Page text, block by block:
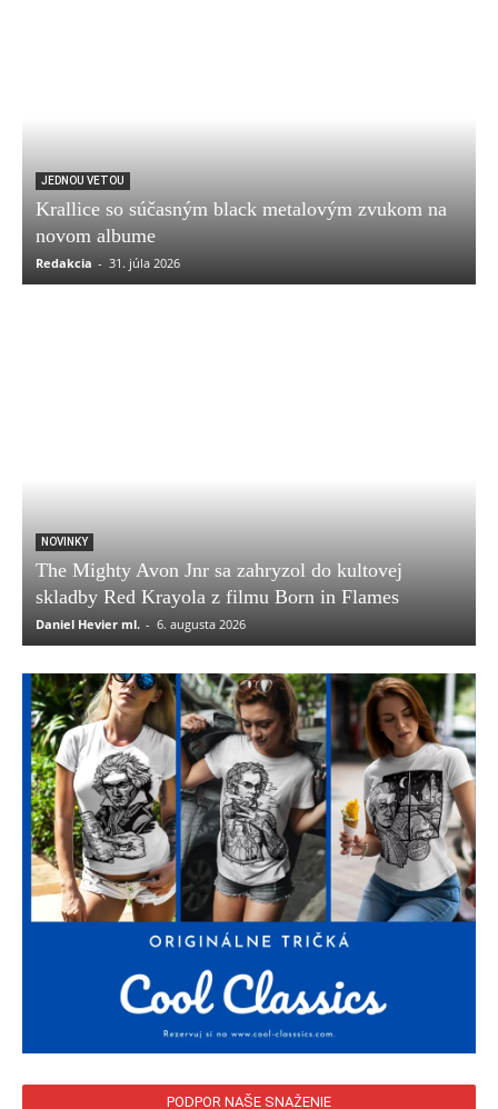
JEDNOU VETOU
Krallice so súčasným black metalovým zvukom na
novom albume
Redakcia - 31. júla 2026
NOVINKY
The Mighty Avon Jnr sa zahryzol do kultovej
skladby Red Krayola z filmu Born in Flames
Daniel Hevier ml. - 6. augusta 2026
PODPOR NAŠE SNAŽENIE